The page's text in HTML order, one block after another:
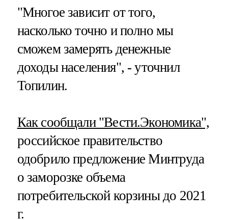
"Многое зависит от того,
насколько точно и полно мы
сможем замерять денежные
доходы населения", - уточнил
Топилин.
Как сообщали "Вести.Экономика",
российское правительство
одобрило предложение Минтруда
о заморозке объема
потребительской корзины до 2021
г.